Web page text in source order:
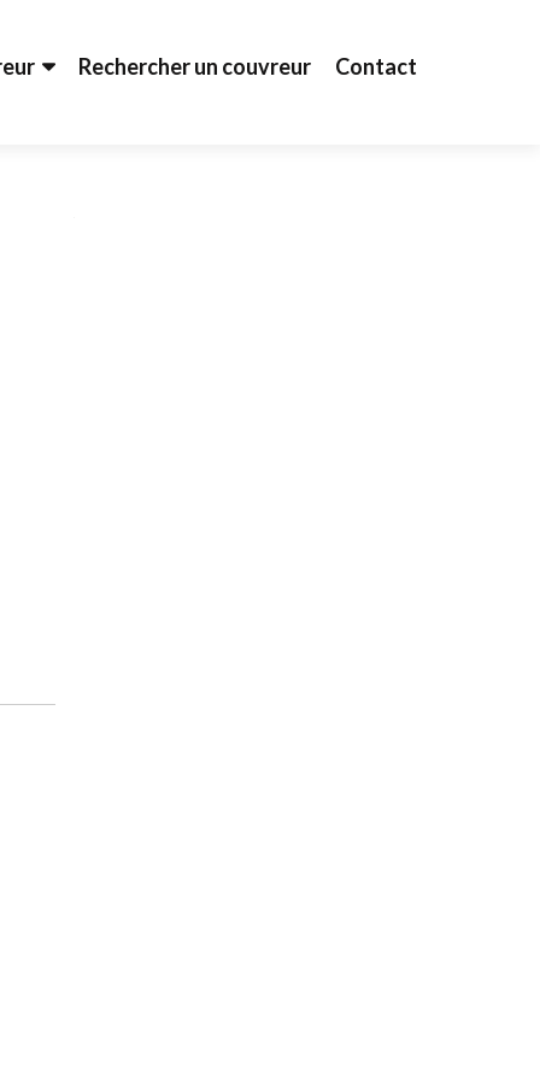
Rechercher un couvreur Contact